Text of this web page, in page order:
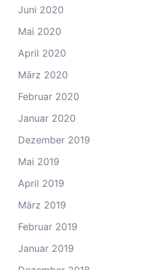
Juni 2020
Mai 2020
April 2020
März 2020
Februar 2020
Januar 2020
Dezember 2019
Mai 2019
April 2019
März 2019
Februar 2019
Januar 2019